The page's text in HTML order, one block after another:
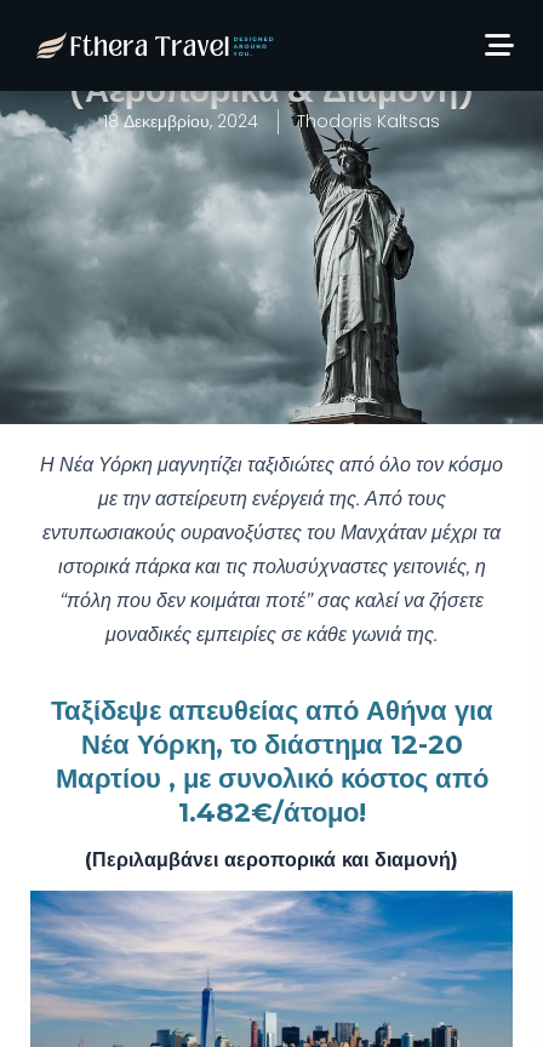
ημέρες από 1.482€/άτομο!
(Αεροπορικά & Διαμονή)
18 Δεκεμβρίου, 2024 Thodoris Kaltsas
Η Νέα Υόρκη μαγνητίζει ταξιδιώτες από όλο τον κόσμο
με την αστείρευτη ενέργειά της. Από τους
εντυπωσιακούς ουρανοξύστες του Μανχάταν μέχρι τα
ιστορικά πάρκα και τις πολυσύχναστες γειτονιές, η
“πόλη που δεν κοιμάται ποτέ” σας καλεί να ζήσετε
μοναδικές εμπειρίες σε κάθε γωνιά της.
Ταξίδεψε απευθείας από Αθήνα για
Νέα Υόρκη, το διάστημα 12-20
Μαρτίου , με συνολικό κόστος από
1.482€/άτομο!
(Περιλαμβάνει αεροπορικά και διαμονή)